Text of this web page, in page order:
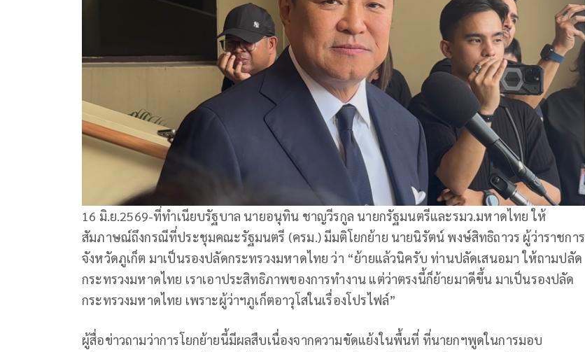
16 มิ.ย.2569-ที่ทำเนียบรัฐบาล นายอนุทิน ชาญวีรกูล นายกรัฐมนตรีและรมว.มหาดไทย ให้
สัมภาษณ์ถึงกรณีที่ประชุมคณะรัฐมนตรี (ครม.) มีมติโยกย้าย นายนิรัตน์ พงษ์สิทธิถาวร ผู้ว่าราชการ
จังหวัดภูเก็ต มาเป็นรองปลัดกระทรวงมหาดไทย ว่า “ย้ายแล้วนิครับ ท่านปลัดเสนอมา ให้ถามปลัด
กระทรวงมหาดไทย เราเอาประสิทธิภาพของการทำงาน แต่ว่าตรงนี้ก็ย้ายมาดีขึ้น มาเป็นรองปลัด
กระทรวงมหาดไทย เพราะผู้ว่าฯภูเก็ตอาวุโสในเรื่องโปรไฟล์”
ผู้สื่อข่าวถามว่าการโยกย้ายนี้มีผลสืบเนื่องจากความขัดแย้งในพื้นที่ ที่นายกฯพูดในการมอบ